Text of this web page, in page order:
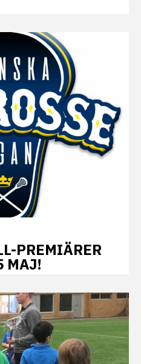
PREMIÄRER
MAJ!